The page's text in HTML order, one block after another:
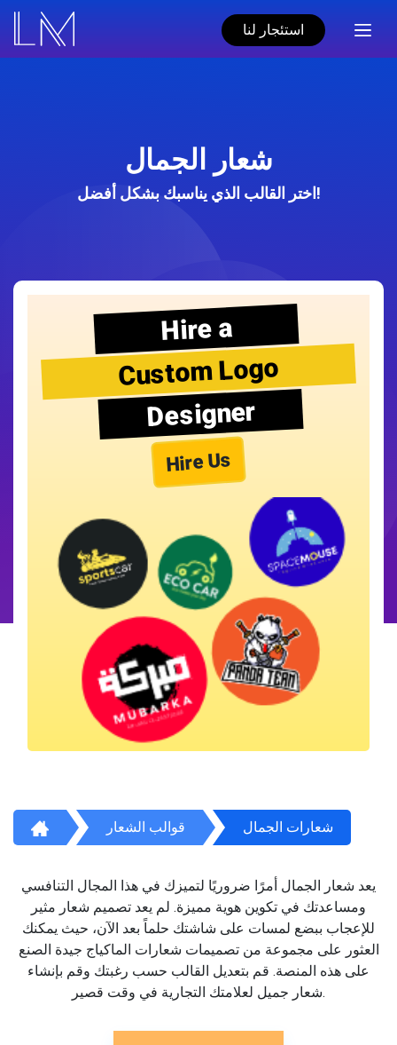
استئجار لنا
شعار الجمال
اختر القالب الذي يناسبك بشكل أفضل!
Hire a
Custom Logo
Designer
Hire Us
قوالب الشعار شعارات الجمال
يعد شعار الجمال أمرًا ضروريًا لتميزك في هذا المجال التنافسي
ومساعدتك في تكوين هوية مميزة. لم يعد تصميم شعار مثير
للإعجاب ببضع لمسات على شاشتك حلماً بعد الآن، حيث يمكنك
العثور على مجموعة من تصميمات شعارات الماكياج جيدة الصنع
على هذه المنصة. قم بتعديل القالب حسب رغبتك وقم بإنشاء
شعار جميل لعلامتك التجارية في وقت قصير.